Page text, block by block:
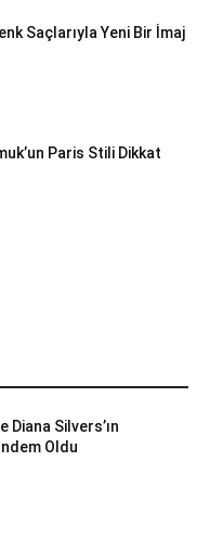
Saçlarıyla Yeni Bir İmaj
Paris Stili Dikkat
Diana Silvers’ın
Oldu